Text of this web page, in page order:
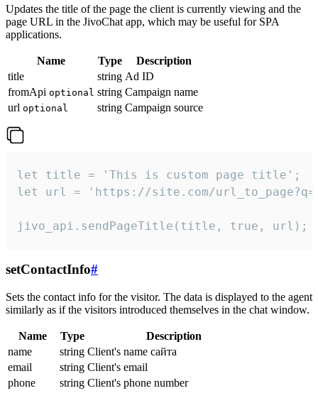
Updates the title of the page the client is currently viewing and the
page URL in the JivoChat app, which may be useful for SPA
applications.
Name Type
Description
title
string Ad ID
fromApi optional string Campaign name
url optional string Campaign source
let title = 'This is custom page title';
let url = 'https://site.com/
jivo_api.sendPageTitle(title, true, url);
setContactInfo#
Sets the contact info for the visitor. The data is displayed to the agent
similarly as if the visitors introduced themselves in the chat window.
Name Type
Description
name
string Client's name сайта
email
string Client's email
phone
string Client's phone number